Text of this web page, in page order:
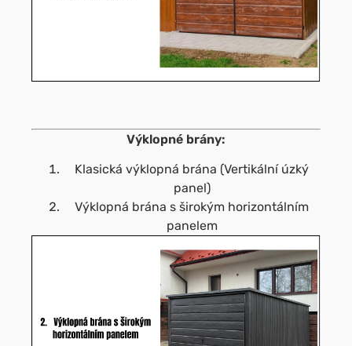
Výklopné brány:
Klasická výklopná brána (Vertikální úzký
panel)
Výklopná brána s širokým horizontálním
panelem